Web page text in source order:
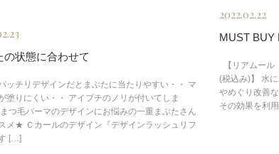
の状態に合わせて
ッチリデザインだとまぶたに当たりやすい・・ マ
塗りにくい・・ アイプチのノリが付いてしま
つ毛パーマのデザインにお悩みの一重まぶたさん
メ★ Ｃカールのデザイン『デザインラッシュリフ
[…]
2022.02.22
MUST
【リアムー
(税込み)】 水
やめぐり改善
その効果を利